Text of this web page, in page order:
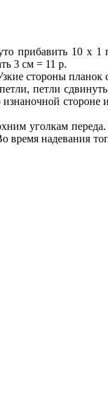
прибавить 10 х 1
3 см = 11 р.
стороны
петли
стороне
уголкам переда.
время надевания